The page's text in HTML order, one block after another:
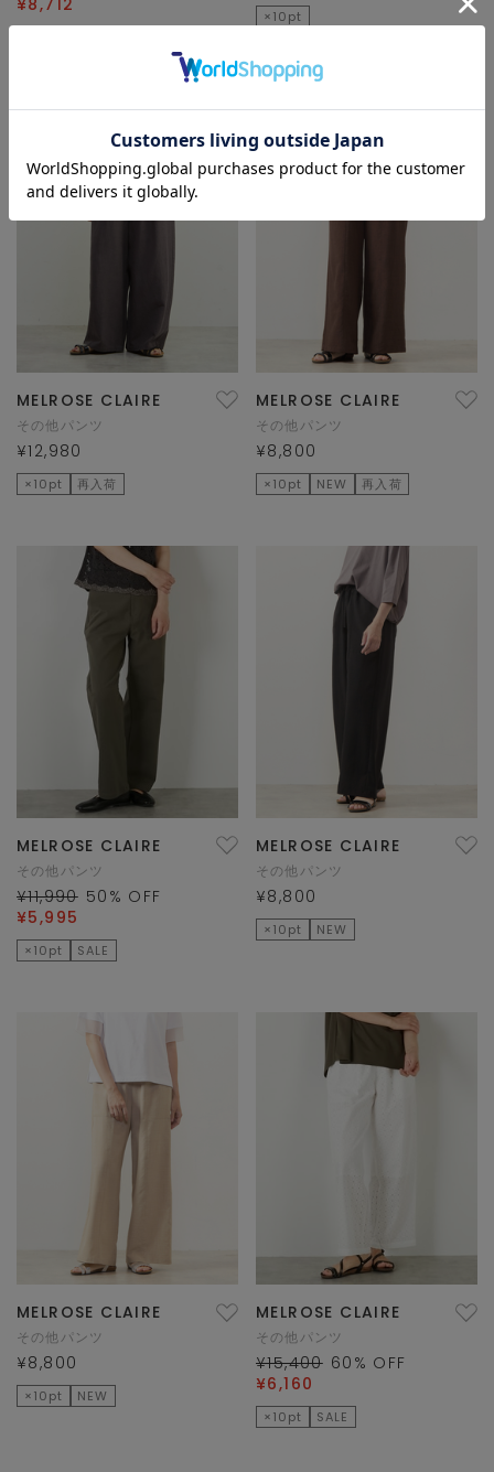
¥8,712
×10pt
MELROSE CLAIRE
その他パンツ
¥12,980
×10pt 再入荷
MELROSE CLAIRE
その他パンツ
¥8,800
×10pt NEW 再入荷
MELROSE CLAIRE
その他パンツ
¥11,990 50 % OFF
¥5,995
×10pt SALE
MELROSE CLAIRE
その他パンツ
¥8,800
×10pt NEW
MELROSE CLAIRE
その他パンツ
¥8,800
×10pt NEW
MELROSE CLAIRE
その他パンツ
¥15,400 60 % OFF
¥6,160
×10pt SALE